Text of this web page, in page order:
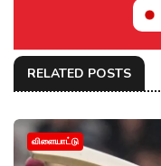
RELATED POSTS
விளையாட்டு